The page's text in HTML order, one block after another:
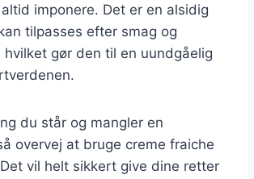
imponere. Det er en alsidig
tilpasses efter smag og
gør den til en uundgåelig
du står og mangler en
overvej at bruge creme fraiche
vil helt sikkert give dine retter